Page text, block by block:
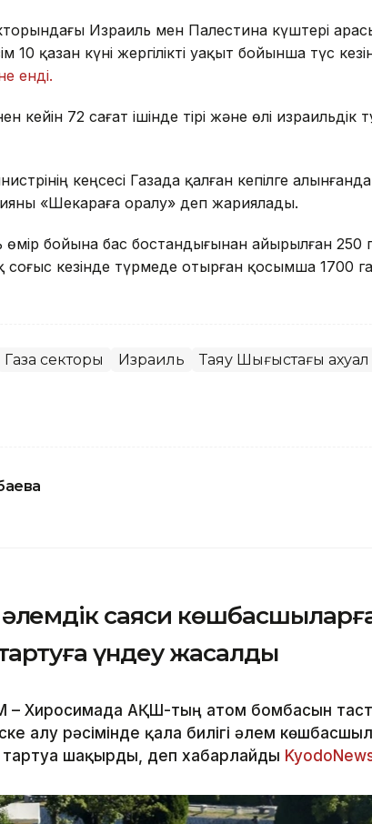
Израиль мен Палестина күштері
10 қазан күні жергілікті уақыт бойынша түс
енді.
кейін 72 сағат ішінде тірі және өлі израильдік
кеңсесі Газада қалған кепілге
«Шекараға оралу» деп жариялады.
өмір бойына бас бостандығынан айырылған 250
кезінде түрмеде отырған қосымша 1700
Газа секторы Израиль Таяу Шығыстағы ахуал
саяси
үндеу жасалды
– Хиросимада АҚШ-тың атом бомбасын
алу рәсімінде қала билігі әлем
шақырды, деп хабарлайды